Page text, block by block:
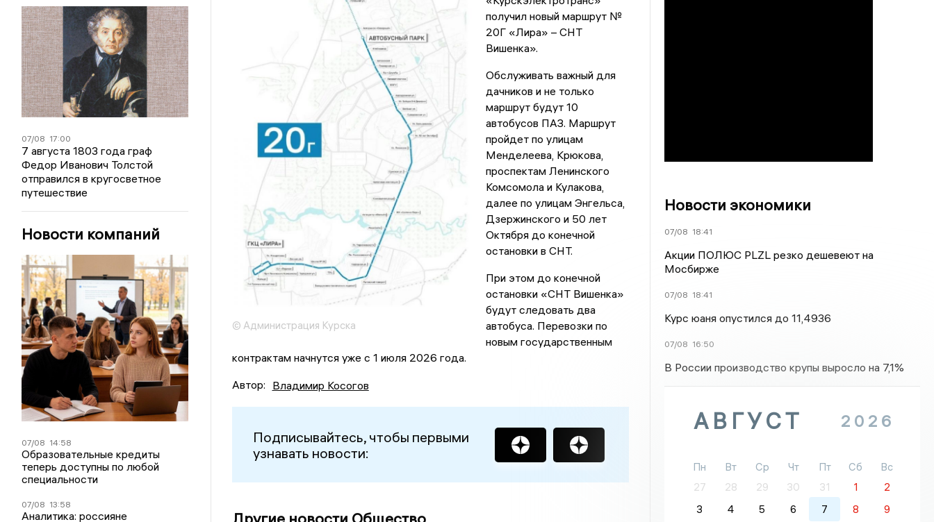
07/08 17:00
7 августа 1803 года граф
Федор Иванович Толстой
отправился в кругосветное
путешествие
Новости компаний
07/08 14:58
Образовательные кредиты
теперь доступны по любой
специальности
07/08 13:58
Аналитика: россияне
© Администрация Курска
получил новый маршрут №
20Г «Лира» – СНТ
Вишенка».
Обслуживать важный для
дачников и не только
маршрут будут 10
автобусов ПАЗ. Маршрут
пройдет по улицам
Менделеева, Крюкова,
проспектам Ленинского
Комсомола и Кулакова,
далее по улицам Энгельса,
Дзержинского и 50 лет
Октября до конечной
остановки в СНТ.
При этом до конечной
остановки «СНТ Вишенка»
будут следовать два
автобуса. Перевозки по
новым государственным
контрактам начнутся уже с 1 июля 2026 года.
Автор: Владимир Косогов
Подписывайтесь, чтобы первыми
узнавать новости:
Новости экономики
07/08 18:41
Акции ПОЛЮС PLZL резко дешевеют на
Мосбирже
07/08 18:41
Курс юаня опустился до 11,4936
07/08 16:50
В России производство крупы выросло на 7,1%
АВГУСТ 2026
Пн Вт Ср Чт Пт Сб
Вс
27
28 29 30 31 1
2
3
4 5 6 7 8
9